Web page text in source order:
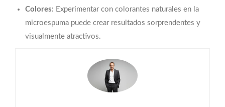
Colores: Experimentar con colorantes naturales en la
microespuma puede crear resultados sorprendentes y
visualmente atractivos.